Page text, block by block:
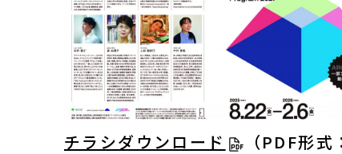
アートノトについて
チラシダウンロード
（PDF形式